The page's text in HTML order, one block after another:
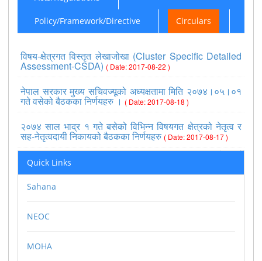
Policy/Framework/Directive Circulars
विषय-क्षेत्रगत विस्तृत लेखाजोखा (Cluster Specific Detailed
Assessment-CSDA) ( Date: 2017-08-22 )
नेपाल सरकार मुख्य सचिवज्यूको अध्यक्षतामा मिति २०७४।०५।०१
गते वसेको बैठकका निर्णयहरु । ( Date: 2017-08-18 )
२०७४ साल भाद्र १ गते बसेको विभिन्न विषयगत क्षेत्रको नेतृत्व र
सह-नेतृत्वदायी निकायको बैठकका निर्णयहरु ( Date: 2017-08-17 )
>>view all
Quick Links
Sahana
NEOC
MOHA